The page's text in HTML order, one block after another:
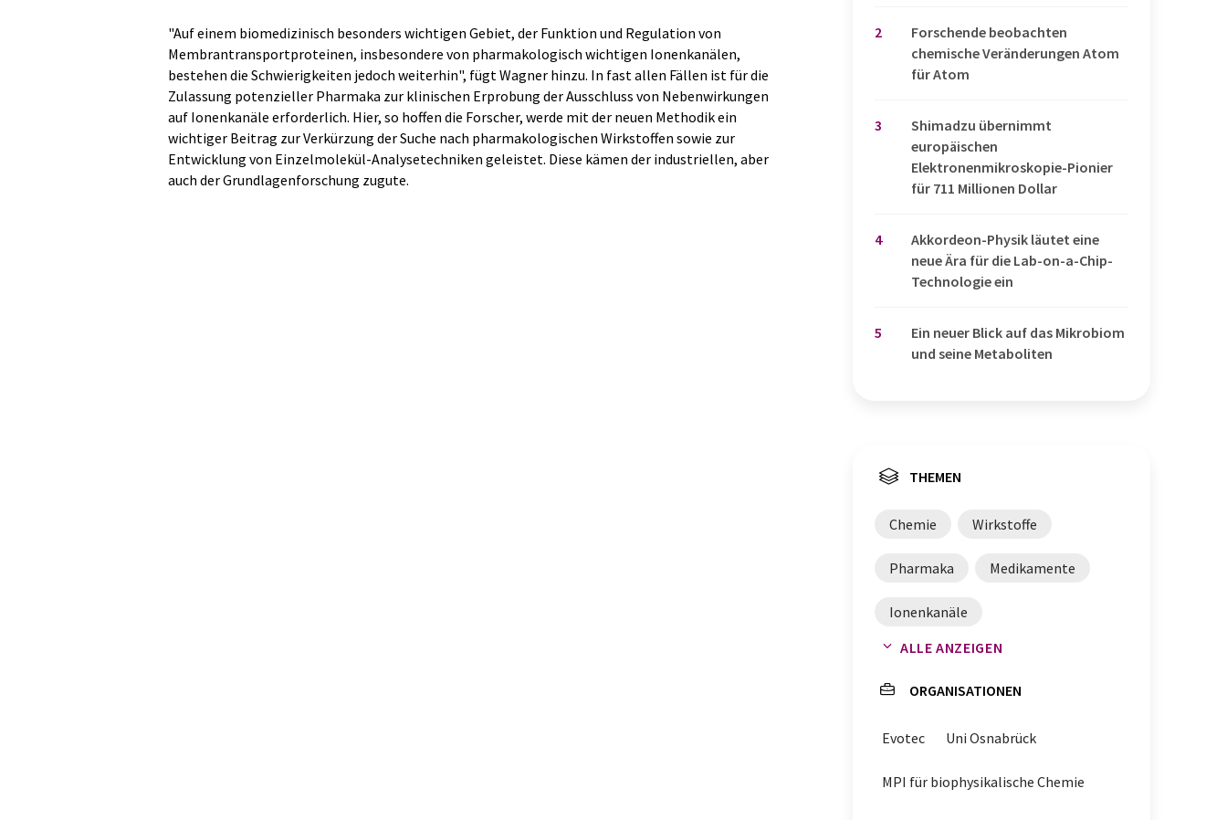
"Auf einem biomedizinisch besonders wichtigen Gebiet, der Funktion und Regulation von
Membrantransportproteinen, insbesondere von pharmakologisch wichtigen Ionenkanälen,
bestehen die Schwierigkeiten jedoch weiterhin", fügt Wagner hinzu. In fast allen Fällen ist für die
Zulassung potenzieller Pharmaka zur klinischen Erprobung der Ausschluss von Nebenwirkungen
auf Ionenkanäle erforderlich. Hier, so hoffen die Forscher, werde mit der neuen Methodik ein
wichtiger Beitrag zur Verkürzung der Suche nach pharmakologischen Wirkstoffen sowie zur
Entwicklung von Einzelmolekül-Analysetechniken geleistet. Diese kämen der industriellen, aber
auch der Grundlagenforschung zugute.
2
Forschende beobachten
chemische Veränderungen Atom
für Atom
3
Shimadzu übernimmt
europäischen
Elektronenmikroskopie-Pionier
für 711 Millionen Dollar
4
Akkordeon-Physik läutet eine
neue Ära für die Lab-on-a-Chip-
Technologie ein
5
Ein neuer Blick auf das Mikrobiom
und seine Metaboliten
THEMEN
Chemie Wirkstoffe
Pharmaka Medikamente
Ionenkanäle
Grundlagenforschung
Elektrophysiologie
Biophysikalische Chemie
Biologie
ALLE ANZEIGEN
ORGANISATIONEN
Evotec Uni Osnabrück
MPI für biophysikalische Chemie